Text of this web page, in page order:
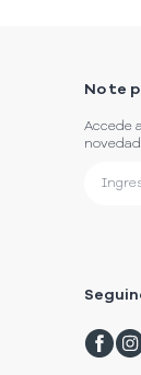
No te
Accede